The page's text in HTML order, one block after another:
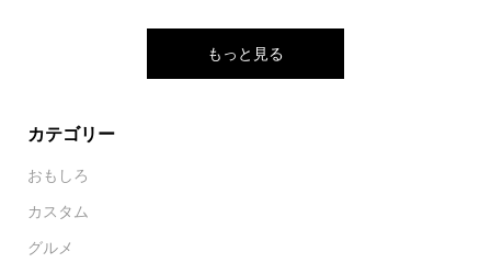
もっと見る
カテゴリー
おもしろ
カスタム
グルメ